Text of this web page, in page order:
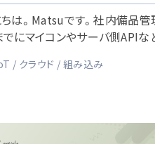
は。Matsuです。社内備品管
にマイコンやサーバ側APIな
クラウド 組み込み